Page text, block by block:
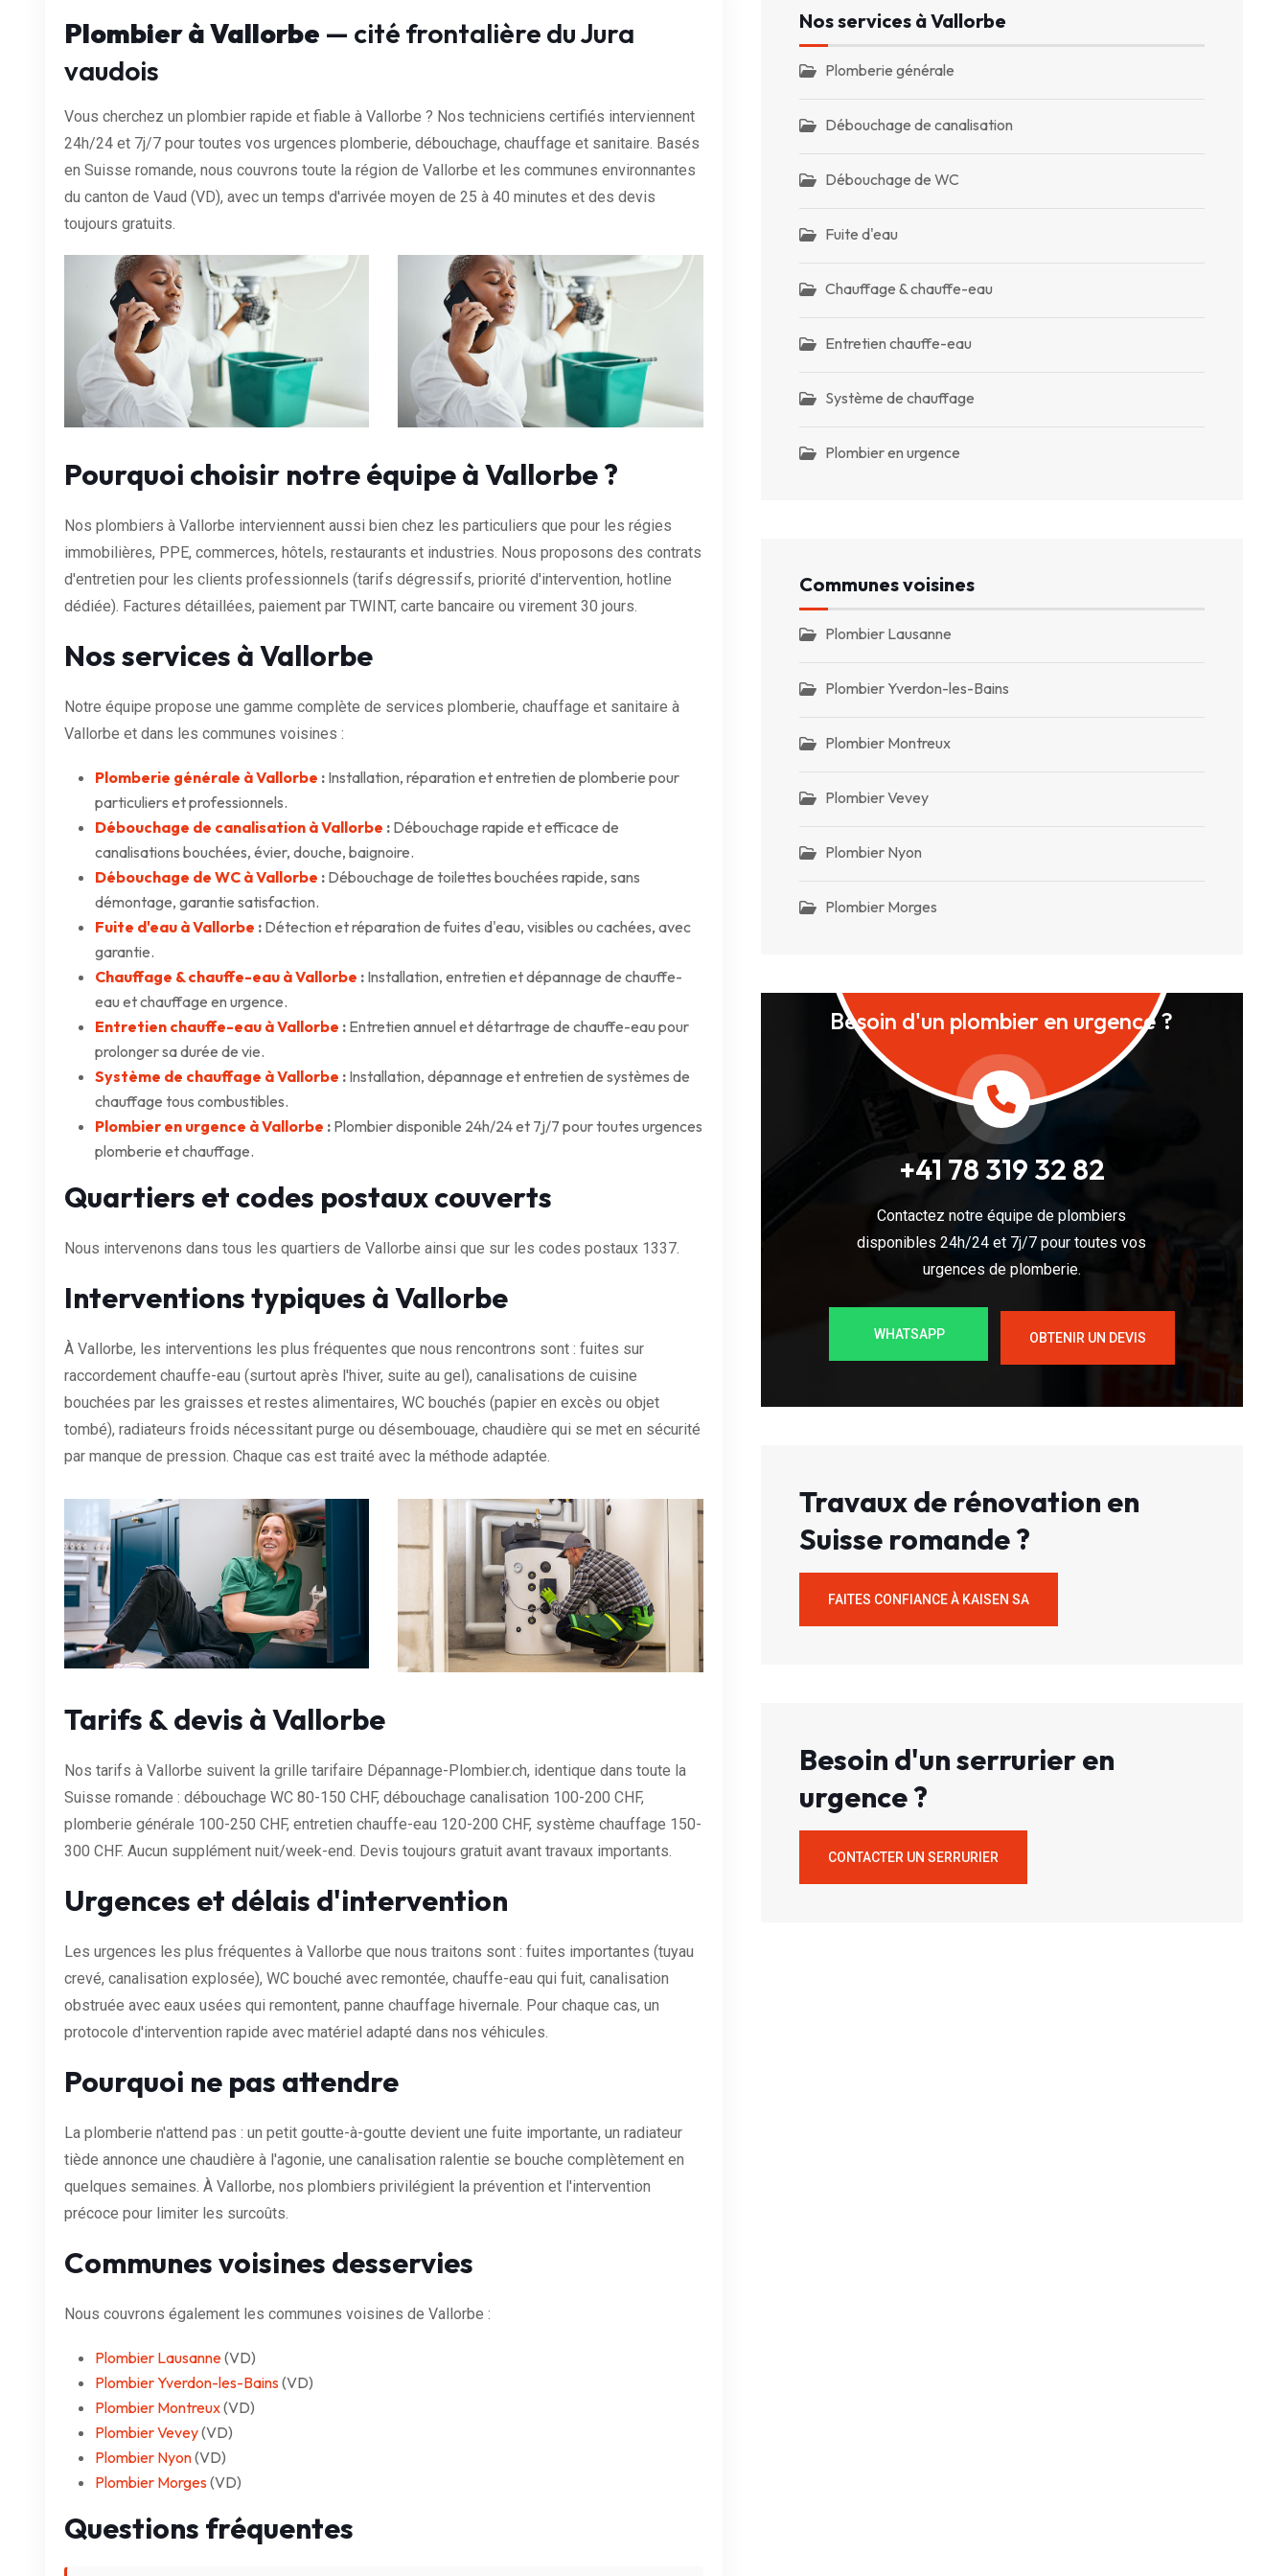
Plombier à Vallorbe — cité frontalière du Jura
vaudois
Vous cherchez un plombier rapide et fiable à Vallorbe ? Nos techniciens certifiés interviennent
24h/24 et 7j/7 pour toutes vos urgences plomberie, débouchage, chauffage et sanitaire. Basés
en Suisse romande, nous couvrons toute la région de Vallorbe et les communes environnantes
du canton de Vaud (VD), avec un temps d'arrivée moyen de 25 à 40 minutes et des devis
toujours gratuits.
Pourquoi choisir notre équipe à Vallorbe ?
Nos plombiers à Vallorbe interviennent aussi bien chez les particuliers que pour les régies
immobilières, PPE, commerces, hôtels, restaurants et industries. Nous proposons des contrats
d'entretien pour les clients professionnels (tarifs dégressifs, priorité d'intervention, hotline
dédiée). Factures détaillées, paiement par TWINT, carte bancaire ou virement 30 jours.
Nos services à Vallorbe
Notre équipe propose une gamme complète de services plomberie, chauffage et sanitaire à
Vallorbe et dans les communes voisines :
Plomberie générale à Vallorbe : Installation, réparation et entretien de plomberie pour
particuliers et professionnels.
Débouchage de canalisation à Vallorbe : Débouchage rapide et efficace de
canalisations bouchées, évier, douche, baignoire.
Débouchage de WC à Vallorbe : Débouchage de toilettes bouchées rapide, sans
démontage, garantie satisfaction.
Fuite d'eau à Vallorbe : Détection et réparation de fuites d'eau, visibles ou cachées, avec
garantie.
Chauffage & chauffe-eau à Vallorbe : Installation, entretien et dépannage de chauffe-
eau et chauffage en urgence.
Entretien chauffe-eau à Vallorbe : Entretien annuel et détartrage de chauffe-eau pour
prolonger sa durée de vie.
Système de chauffage à Vallorbe : Installation, dépannage et entretien de systèmes de
chauffage tous combustibles.
Plombier en urgence à Vallorbe : Plombier disponible 24h/24 et 7j/7 pour toutes urgences
plomberie et chauffage.
Quartiers et codes postaux couverts
Nous intervenons dans tous les quartiers de Vallorbe ainsi que sur les codes postaux 1337.
Interventions typiques à Vallorbe
À Vallorbe, les interventions les plus fréquentes que nous rencontrons sont : fuites sur
raccordement chauffe-eau (surtout après l'hiver, suite au gel), canalisations de cuisine
bouchées par les graisses et restes alimentaires, WC bouchés (papier en excès ou objet
tombé), radiateurs froids nécessitant purge ou désembouage, chaudière qui se met en sécurité
par manque de pression. Chaque cas est traité avec la méthode adaptée.
Tarifs & devis à Vallorbe
Nos tarifs à Vallorbe suivent la grille tarifaire Dépannage-Plombier.ch, identique dans toute la
Suisse romande : débouchage WC 80-150 CHF, débouchage canalisation 100-200 CHF,
plomberie générale 100-250 CHF, entretien chauffe-eau 120-200 CHF, système chauffage 150-
300 CHF. Aucun supplément nuit/week-end. Devis toujours gratuit avant travaux importants.
Urgences et délais d'intervention
Les urgences les plus fréquentes à Vallorbe que nous traitons sont : fuites importantes (tuyau
crevé, canalisation explosée), WC bouché avec remontée, chauffe-eau qui fuit, canalisation
obstruée avec eaux usées qui remontent, panne chauffage hivernale. Pour chaque cas, un
protocole d'intervention rapide avec matériel adapté dans nos véhicules.
Pourquoi ne pas attendre
La plomberie n'attend pas : un petit goutte-à-goutte devient une fuite importante, un radiateur
tiède annonce une chaudière à l'agonie, une canalisation ralentie se bouche complètement en
quelques semaines. À Vallorbe, nos plombiers privilégient la prévention et l'intervention
précoce pour limiter les surcoûts.
Communes voisines desservies
Nous couvrons également les communes voisines de Vallorbe :
Plombier Lausanne(VD)
Plombier Yverdon-les-Bains(VD)
Plombier Montreux(VD)
Plombier Vevey(VD)
Plombier Nyon(VD)
Plombier Morges(VD)
Questions fréquentes
Nos services à Vallorbe
Plomberie générale
Débouchage de canalisation
Débouchage de WC
Fuite d'eau
Chauffage & chauffe-eau
Entretien chauffe-eau
Système de chauffage
Plombier en urgence
Communes voisines
Plombier Lausanne
Plombier Yverdon-les-Bains
Plombier Montreux
Plombier Vevey
Plombier Nyon
Plombier Morges
Besoin d'un plombier en urgence ?
+41 78 319 32 82
Contactez notre équipe de plombiers
disponibles 24h/24 et 7j/7 pour toutes vos
urgences de plomberie.
WHATSAPP OBTENIR UN DEVIS
Travaux de rénovation en
Suisse romande ?
FAITES CONFIANCE À KAISEN SA
Besoin d'un serrurier en
urgence ?
CONTACTER UN SERRURIER